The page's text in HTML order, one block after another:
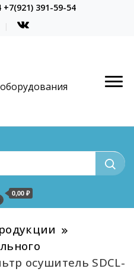
+7(921) 391-59-54
0,00 ₽
осушитель SDCL-